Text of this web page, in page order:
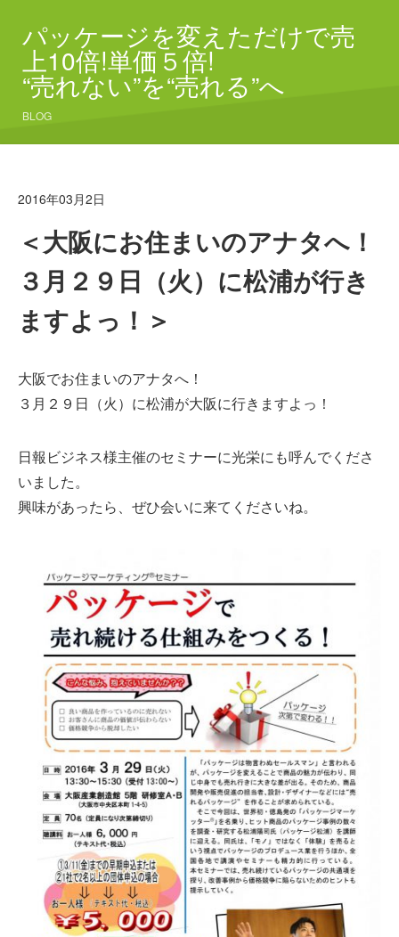
パッケージを変えただけで売
上10倍!単価５倍!
“売れない”を“売れる”へ
BLOG
2016年03月2日
＜大阪にお住まいのアナタへ！
３月２９日（火）に松浦が行き
ますよっ！＞
大阪でお住まいのアナタへ！
３月２９日（火）に松浦が大阪に行きますよっ！
日報ビジネス様主催のセミナーに光栄にも呼んでくださ
いました。
興味があったら、ぜひ会いに来てくださいね。